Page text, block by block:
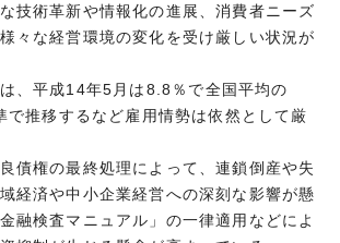
技術革新や情報化の進展、消費者ニーズ
々な経営環境の変化を受け厳しい状況が
、平成14年5月は8.8％で全国平均の
で推移するなど雇用情勢は依然として厳
債権の最終処理によって、連鎖倒産や失
経済や中小企業経営への深刻な影響が懸
融検査マニュアル」の一律適用などによ